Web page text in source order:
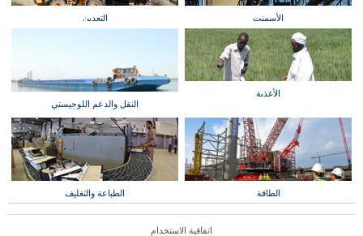
الأسمنت التعدين
الأغذية
النقل والدعم اللوجيستي
الطاقة الطباعة والتغليف
اتفاقية الاستخدام